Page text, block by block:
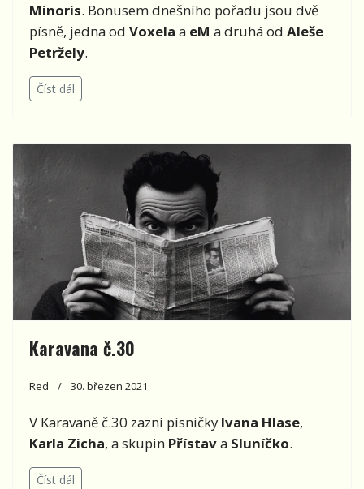
Minoris. Bonusem dnešního pořadu jsou dvě
písně, jedna od Voxela a eM a druhá od Aleše
Petržely.
Číst dál
Karavana č.30
Red 30. březen 2021
V Karavaně č.30 zazní písničky Ivana Hlase,
Karla Zicha, a skupin Přístava Sluníčko.
Číst dál